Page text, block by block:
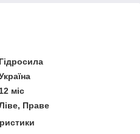
Гідросила
12 міс
Праве